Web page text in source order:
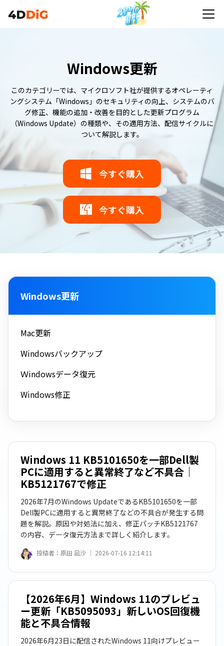
Windows更新
このカテゴリーでは、マイクロソフト社が提供するオペレーティ
ングシステム「Windows」のセキュリティの向上、システムのバ
グ修正、機能の追加・改善を目的とした更新プログラム
（Windows Update）の種類や、その適用方法、配信サイクルに
ついて解説します。
今すぐ購入
今すぐ購入
Windows更新
Mac更新
Windowsバックアップ
Ｗindowsデータ復元
Windows修正
Windows 11 KB5101650を一部Dell製
PCに適用すると異常終了など不具合｜
KB5121767で修正
2026年7月のWindows UpdateであるKB5101650を一部
Dell製PCに適用すると異常終了などの不具合が発生する問
題を解説。原因や対処法に加え、修正パッチKB5121767
の内容、データ復元方法まで詳しく紹介します。
投稿者： 原田 凪沙 ｜ 2026-07-16 12:14:11
【2026年6月】Windows 11のプレビュ
ー更新「KB5095093」新しいOS回復機
能と不具合情報
2026年6月23日に配信されたWindows 11向けプレビュー